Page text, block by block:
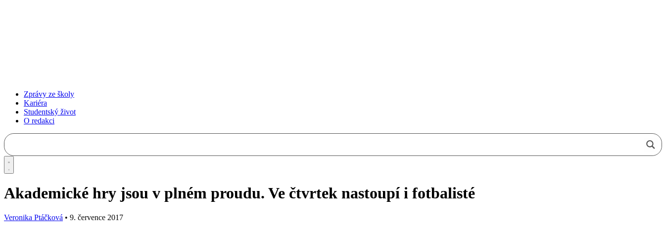
Zprávy ze školy
Kariéra
Studentský život
O redakci
Akademické hry jsou v plném proudu. Ve čtvrtek nastoupí i fotbalisté
Veronika Ptáčková • 9. července 2017